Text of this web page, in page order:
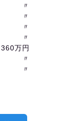
〃
〃
〃
〃
360万円
〃
〃